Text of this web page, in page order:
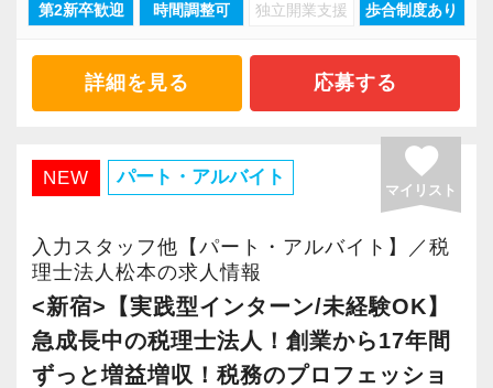
る点も、モチベーションアップにつながると思
います。
仕事と勉強が両立しやすい環境が整っていま
す。
☆ぜひ事務所の雰囲気を御覧ください！☆
りがいを持てることとステップアップできるこ
とを第一に考えています。
将来会計事務所で活躍したい熱い想いのある
方、お待ちしています！
【実務型研修・教育制度充実！学生の間に、こ
れからの会計業界で生き残るために必要な専門
性を磨けます】
会計業界はいずれコンピューターやAIに取って
変わられる職業と言われています。
その中で生き残るためにできることはコンピュ
ーターやAIにはできないお客様とのコミュニケ
長く安心して働ける環境を用意してお待ちして
ませんか？
【錦糸町の事務所はこんなオフィスです】
錦糸町は”当社創業の地“。
17年間に及ぶ運営の中で、東京・千葉・埼玉と
都心部から周辺エリアに至るまで、幅広い業種
のお客様とのご縁が誕生した場所です。
創業当時から現在までずっとお取引をしている
お客様が多く、他の拠点よりもお客様とスタッ
現在当社では「渋谷」「新宿」「錦糸町」
ます。
2021年6月に「渋谷オフィス」を新設し、その
後「新宿オフィス」「大阪オフィス」「錦糸町
オフィス」が拡張移転！
さらに2022年12月には「柏オフィス」を開設
し、2025年には大阪オフィスを増床するなど、
事業拡大を続けています。
安定性抜群の環境で自己成長を実現できます。
社員の持つ「やる・やりたい」という気持ちを
第2新卒歓迎 時間調整可 独立開業支援 歩合制度あり
詳細を見る 応募する
NEW パート・アルバイト favorite
マイリスト
入力スタッフ他【パート・アルバイト】／税
理士法人松本の求人情報
<新宿>【実践型インターン/未経験OK】
急成長中の税理士法人！創業から17年間
ずっと増益増収！税務のプロフェッショ